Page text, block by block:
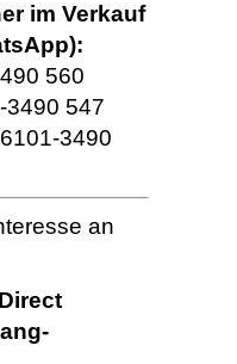
im Verkauf
560
3490 547
3490
an